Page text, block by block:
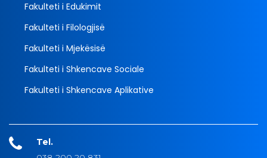
Fakulteti i Edukimit
Fakulteti i Filologjisë
Fakulteti i Mjekësisë
Fakulteti i Shkencave Sociale
Fakulteti i Shkencave Aplikative
Tel.